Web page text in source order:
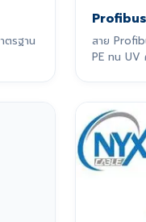
รฐาน
สาย
PE ทน UV